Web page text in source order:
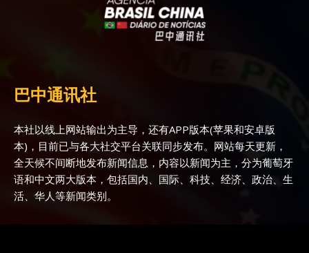
巴中通讯社
本社以线上网站输出为主导，还有APP版本(苹果和安卓版
本)，目前已与各大社交平台关联同步发布。网站每天更新，
全天候不间断地发布新闻信息，内容以新闻为主，分为葡萄牙
语和中文两大版本，包括国内、国际、科技、经济、政治、生
活、华人等新闻类别。